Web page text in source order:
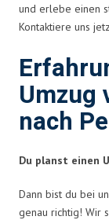
und erlebe einen
Kontaktiere uns
Umzug
nach
Du planst einen
Dann bist du bei
genau richtig! Wir